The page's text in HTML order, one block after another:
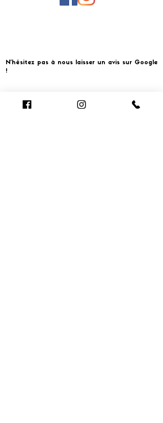
N'hésitez pas à nous laisser un avis sur Google
!
Cliquer pour laisser un avis